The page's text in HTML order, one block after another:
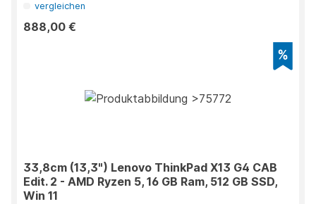
vergleichen
888,00 €
33,8cm (13,3") Lenovo ThinkPad X13 G4 CAB
Edit. 2 - AMD Ryzen 5, 16 GB Ram, 512 GB SSD,
Win 11